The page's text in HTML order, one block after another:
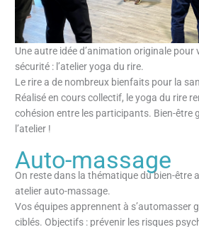
Une autre idée d’animation originale
sécurité : l’atelier yoga du rire.
Le rire a de nombreux bienfaits pour la
Réalisé en cours collectif, le yoga du rire
cohésion entre les participants. Bien-être
l’atelier !
Auto-massage
On reste dans la thématique du bien-être
atelier auto-massage.
Vos équipes apprennent à s’automasser
ciblés. Objectifs : prévenir les risques